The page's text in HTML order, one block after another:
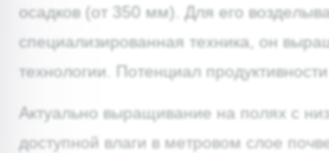
осадков (от 350 мм). Для его
специализированная техника, он
технологии. Потенциал
Актуально выращивание на полях с
доступной влаги в метровом слое